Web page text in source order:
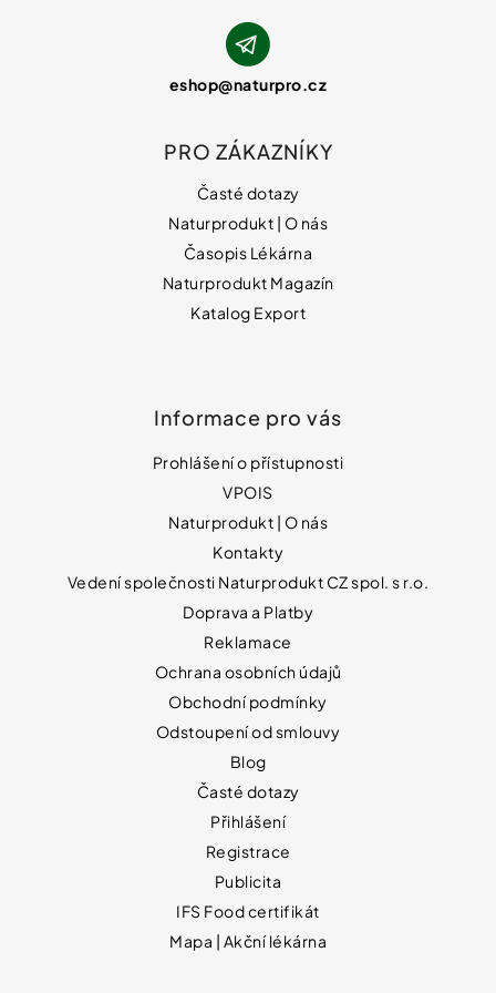
eshop@naturpro.cz
PRO ZÁKAZNÍKY
Časté dotazy
Naturprodukt | O nás
Časopis Lékárna
Naturprodukt Magazín
Katalog Export
Informace pro vás
Prohlášení o přístupnosti
VPOIS
Naturprodukt | O nás
Kontakty
Vedení společnosti Naturprodukt CZ spol. s r.o.
Doprava a Platby
Reklamace
Ochrana osobních údajů
Obchodní podmínky
Odstoupení od smlouvy
Blog
Časté dotazy
Přihlášení
Registrace
Publicita
IFS Food certifikát
Mapa | Akční lékárna